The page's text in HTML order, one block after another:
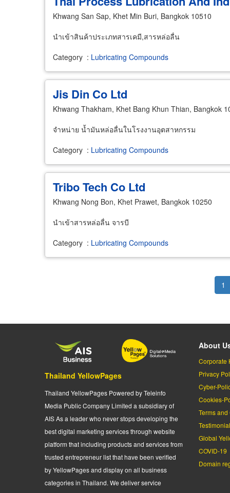
Khwang San Sap, Khet Min Buri, Bangkok 10510
นำเข้าสินค้าประเภทสารเคมี,สารหล่อลื่น
Category : Lubricating Compounds
Jis Din Co Ltd
Khwang Thakham, Khet Bang Khun Thian, Bangkok
จำหน่าย น้ำมันหล่อลื่นในโรงงานอุตสาหกรรม
Category : Lubricating Compounds
Tribo Tech Co Ltd
Khwang Nong Bon, Khet Prawet, Bangkok 10250
นำเข้าสารหล่อลื่น จารบี
Category : Lubricating Compounds
1
Thailand YellowPages
Thailand YellowPages Powered by Teleinfo
Media Public Company Limited a subsidiary of
AIS As a leader who never stops developing the
best digital marketing services through website
platform that including products and services from
trusted entrepreneur list that have been verified
by YellowPages and display on all business
categories in Thailand. We deliver service
About
Corporate
Privacy
Cyber-
Cookies-
Terms
Testimonial
Global
COVID-19
Domain